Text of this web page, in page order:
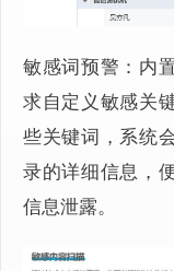
敏感词预警：内
求自定义敏感关
些关键词，系统
录的详细信息，
信息泄露。